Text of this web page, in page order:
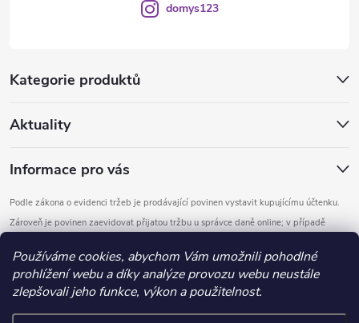
Používáme cookies, abychom Vám umožnili pohodlné
prohlížení webu a díky analýze provozu webu neustále
zlepšovali jeho funkce, výkon a použitelnost.
Kategorie produktů
Aktuality
Informace pro vás
Podle zákona o evidenci tržeb je prodávající povinen vystavit kupujícímu účtenku.
Zároveň je povinen zaevidovat přijatou tržbu u správce daně online; v případě
domys123
Copyright 2026DOMYS. Všechna práva vyhrazena.